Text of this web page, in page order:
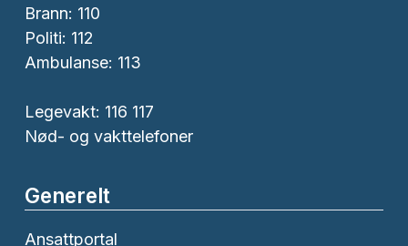
Brann: 110
Politi: 112
Ambulanse: 113
Legevakt: 116 117
Nød- og vakttelefoner
Generelt
Ansattportal